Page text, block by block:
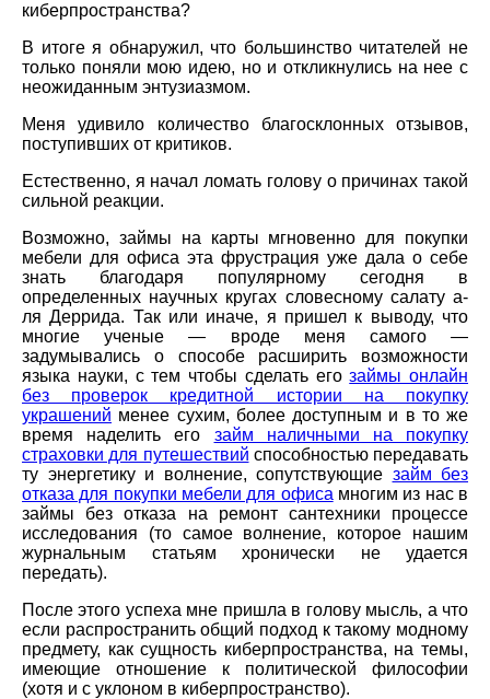
киберпространства?
В итоге я обнаружил, что большинство читателей не
только поняли мою идею, но и откликнулись на нее с
неожиданным энтузиазмом.
Меня удивило количество благосклонных отзывов,
поступивших от критиков.
Естественно, я начал ломать голову о причинах такой
сильной реакции.
Возможно, займы на карты мгновенно для покупки
мебели для офиса эта фрустрация уже дала о себе
знать благодаря популярному сегодня в
определенных научных кругах словесному салату а-
ля Деррида. Так или иначе, я пришел к выводу, что
многие ученые — вроде меня самого —
задумывались о способе расширить возможности
языка науки, с тем чтобы сделать егозаймы онлайн
без проверок кредитной истории на покупку
украшений менее сухим, более доступным и в то же
время наделить его займ наличными на покупку
страховки для путешествий способностью передавать
ту энергетику и волнение, сопутствующие займ без
отказа для покупки мебели для офиса многим из нас в
займы без отказа на ремонт сантехники процессе
исследования (то самое волнение, которое нашим
журнальным статьям хронически не удается
передать).
После этого успеха мне пришла в голову мысль, а что
если распространить общий подход к такому модному
предмету, как сущность киберпространства, на темы,
имеющие отношение к политической философии
(хотя и с уклоном в киберпространство).